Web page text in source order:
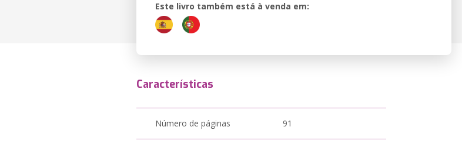
Este livro também está à venda em:
Características
Número de páginas 91